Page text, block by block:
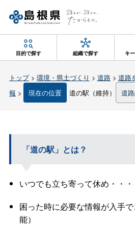
目的で探す 組織で探す キ
トップ> 環境・県土づくり > 道路> 道路
報 > 現在の位置 道の駅（維持） 道
「道の駅」とは？
いつでも立ち寄って休め・・・
困った時に必要な情報が入手
能）